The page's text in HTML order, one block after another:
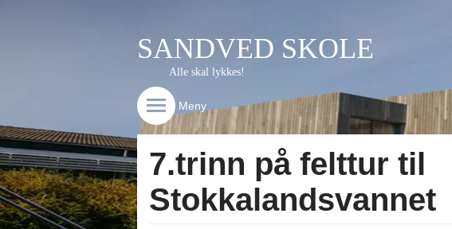
SANDVED SKOLE
Alle skal lykkes!
Meny
7.trinn på felttur til
Stokkalandsvannet